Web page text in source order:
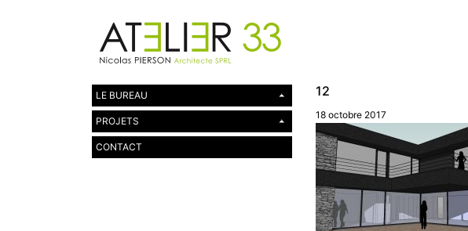
LE BUREAU
PROJETS
CONTACT
12
18 octobre 2017